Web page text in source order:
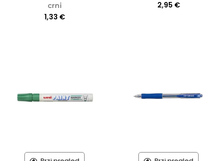
crni
1,33 €
2,95 €